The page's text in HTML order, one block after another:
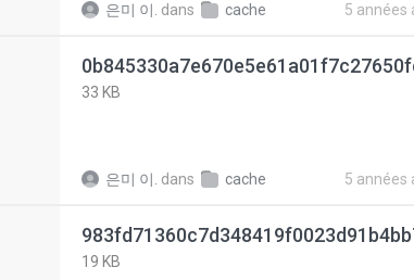
은미 이. dans cache 5 années
33 KB
은미 이. dans cache 5 années
19 KB